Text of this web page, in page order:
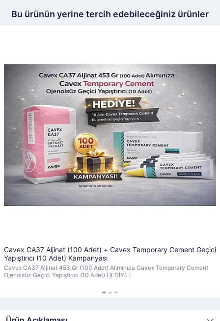
Bu ürünün yerine tercih edebileceğiniz ürünler
Cavex CA37 Aljinat (100 Adet) + Cavex Temporary Cement Geçici
Yapıştırıcı (10 Adet) Kampanyası
Cavex CA37 Aljinat 453 Gr (100 Adet) Alımınıza Cavex Temporary Cement
Ojenolsüz Geçici Yapıştırıcı (10 Adet) HEDİYE !